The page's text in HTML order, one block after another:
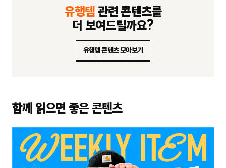
유행템 관련 콘텐츠를
더 보여드릴까요?
유행템 콘텐츠 모아보기
함께 읽으면 좋은 콘텐츠